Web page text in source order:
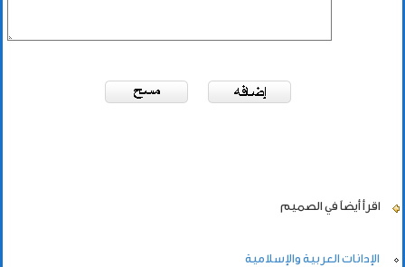
اقرأ أيضاً في الصميم
الإدانات العربية والإسلامية